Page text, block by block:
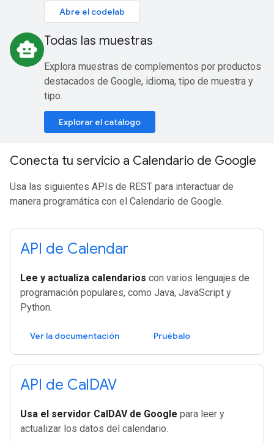
Abre el codelab
smart_toy Todas las muestras
Explora muestras de complementos por productos
destacados de Google, idioma, tipo de muestra y
tipo.
Explorar el catálogo
Conecta tu servicio a Calendario de Google
Usa las siguientes APIs de REST para interactuar de
manera programática con el Calendario de Google.
API de Calendar
Lee y actualiza calendarios con varios lenguajes de
programación populares, como Java, JavaScript y
Python.
Ver la documentación Pruébalo
API de CalDAV
Usa el servidor CalDAV de Google para leer y
actualizar los datos del calendario.